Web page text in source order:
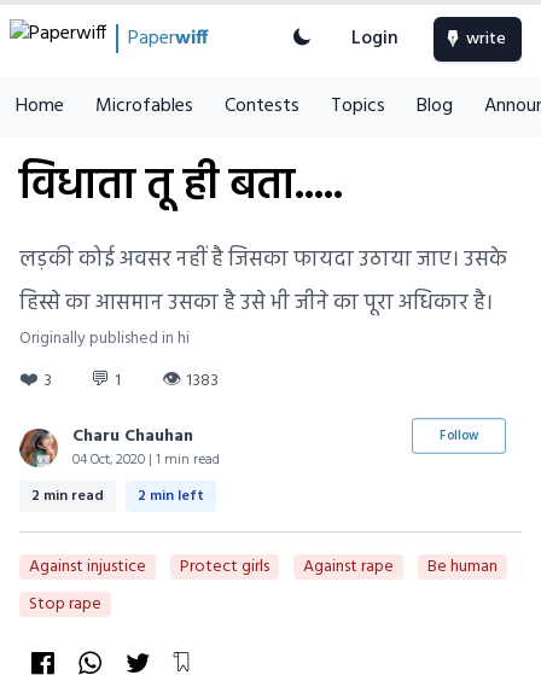
Paperwiff Login write
Home Microfables Contests Topics Blog
विधाता तू ही बता.....
लड़की कोई अवसर नहीं है जिसका फायदा उठाया जाए। उसके
हिस्से का आसमान उसका है उसे भी जीने का पूरा अधिकार है।
Originally published in hi
❤️ 3 💬 1 👁 1383
Charu Chauhan
04 Oct, 2020 | 1 min read
Follow
2 min read 2 min left
Against injustice Protect girls Against rape
Be human
Stop rape